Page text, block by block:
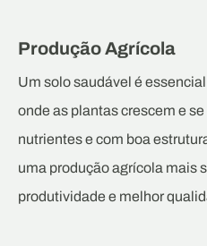
Produção Agrícola
Um solo saudável é
onde as plantas crescem e
nutrientes e com boa
uma produção agrícola mais
produtividade e melhor